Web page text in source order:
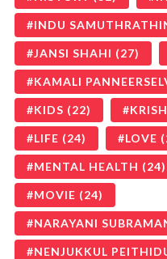
INDU
JANSI SHAHI (27)
KAMALI
KIDS (22)
LIFE (24) LOVE
MENTAL HEALTH (24)
MOVIE (24)
NARAYANI
NENJUKKUL